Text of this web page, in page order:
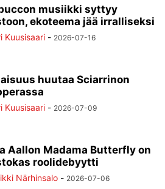
musiikki syttyy
ekoteema jää irralliseksi
Kuusisaari - 2026-07-16
huutaa Sciarrinon
Kuusisaari - 2026-07-09
Aallon Madama Butterfly on
roolidebyytti
Närhinsalo - 2026-07-06